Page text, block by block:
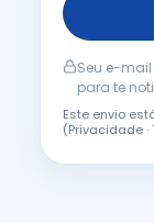
Seu e-
para te
Este envio
(Privacidade·